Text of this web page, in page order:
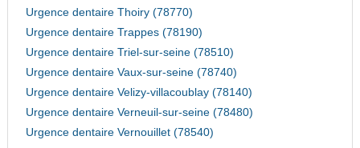
Urgence dentaire Thoiry (78770)
Urgence dentaire Trappes (78190)
Urgence dentaire Triel-sur-seine (78510)
Urgence dentaire Vaux-sur-seine (78740)
Urgence dentaire Velizy-villacoublay (78140)
Urgence dentaire Verneuil-sur-seine (78480)
Urgence dentaire Vernouillet (78540)